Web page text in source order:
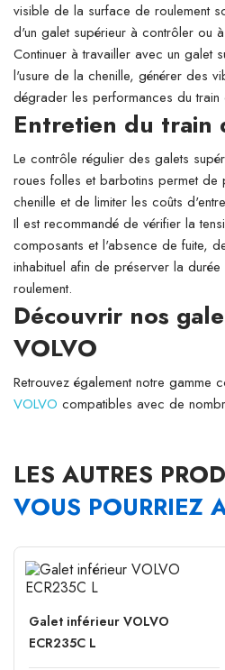
visible de la surface de roulement
d'un galet supérieur à contrôler ou
Continuer à travailler avec un galet
l'usure de la chenille, générer des
dégrader les performances du train
Entretien du train
Le contrôle régulier des galets
roues folles et barbotins permet
chenille et de limiter les coûts
Il est recommandé de vérifier la
composants et l'absence de fuite,
inhabituel afin de préserver la
roulement.
Découvrir nos
VOLVO
Retrouvez également notre gamme
VOLVO compatibles avec de
LES AUTRES
VOUS POURRIEZ
Galet inférieur VOLVO
ECR235C L